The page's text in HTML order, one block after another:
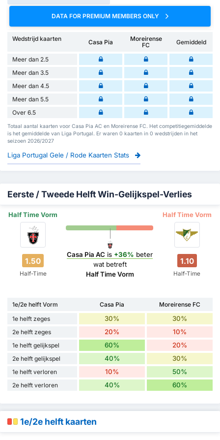
DATA FOR PREMIUM MEMBERS ONLY
Wedstrijd kaarten Casa Pia
Moreirense
FC
Gemiddeld
Meer dan 2.5
Meer dan 3.5
Meer dan 4.5
Meer dan 5.5
Over 6.5
Totaal aantal kaarten voor Casa Pia AC en Moreirense FC. Het competitiegemiddelde
is het gemiddelde van Liga Portugal. Er waren 0 kaarten in 0 wedstrijden in het
seizoen 2026/2027
Liga Portugal Gele / Rode Kaarten Stats
Eerste / Tweede Helft Win-Gelijkspel-Verlies
Half Time Vorm Half Time Vorm
1.50
Half-Time
Casa Pia AC is +36% beter
wat betreft
Half Time Vorm
1.10
Half-Time
1e/2e helft Vorm Casa Pia
Moreirense FC
1e helft zeges
30% 30%
2e helft zeges 20% 10%
1e helft gelijkspel 60% 20%
2e helft gelijkspel 40% 30%
1e helft verloren 10% 50%
2e helft verloren 40% 60%
1e/2e helft kaarten